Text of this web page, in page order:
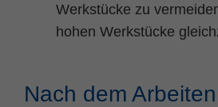
Werkstücke zu
hohen Werkstücke
Nach dem